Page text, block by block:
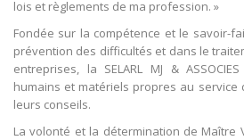
lois et règlements de ma profession. »
Fondée sur la compétence et le savoir-
prévention des difficultés et dans le
entreprises, la SELARL MJ &
humains et matériels propres au service
leurs conseils.
La volonté et la détermination de Maître